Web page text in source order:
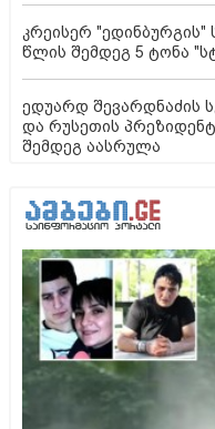
კრეისერ
წლის შემდეგ 5 ტონა
ედუარდ შევარდნაძის
და რუსეთის
შემდეგ აასრულა